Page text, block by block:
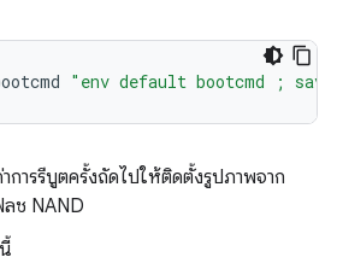
"env default bootcmd ;
การรีบูตครั้งถัดไปให้ติดตั้งรูปภาพจาก
ช NAND